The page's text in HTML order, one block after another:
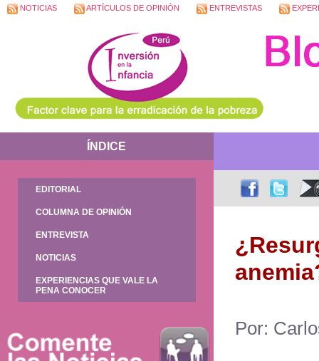
NOTICIAS ARTÍCULOS DE OPINIÓN ENTREVISTAS
ÍNDICE
EDITORIAL
COLUMNA DE OPINIÓN
ENTREVISTA
NOTICIAS
EXPERIENCIAS QUE VALE LA
PENA CONOCER
Por: